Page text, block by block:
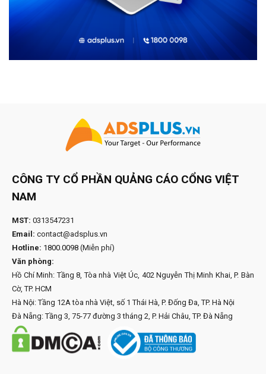
CÔNG TY CỔ PHẦN QUẢNG CÁO CỔNG VIỆT
NAM
MST: 0313547231
Email: contact@adsplus.vn
Hotline: 1800.0098 (Miễn phí)
Văn phòng:
Hồ Chí Minh: Tầng 8, Tòa nhà Việt Úc, 402 Nguyễn Thị Minh Khai, P. Bàn
Cờ, TP. HCM
Hà Nội: Tầng 12A tòa nhà Việt, số 1 Thái Hà, P. Đống Đa, TP. Hà Nội
Đà Nẵng: Tầng 3, 75-77 đường 3 tháng 2, P. Hải Châu, TP. Đà Nẵng